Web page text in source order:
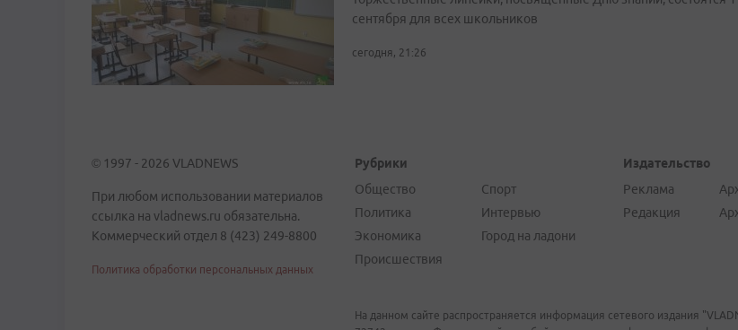
сентября для всех школьников
сегодня, 21:26
© 1997 - 2026 VLADNEWS
При любом использовании материалов
ссылка на vladnews.ru обязательна.
Коммерческий отдел 8 (423) 249-8800
Политика обработки персональных данных
Рубрики
Общество
Политика
Экономика
Происшествия
Спорт
Интервью
Город на ладони
Издательство
Реклама
Редакция
На данном сайте распространяется информация сетевого издания